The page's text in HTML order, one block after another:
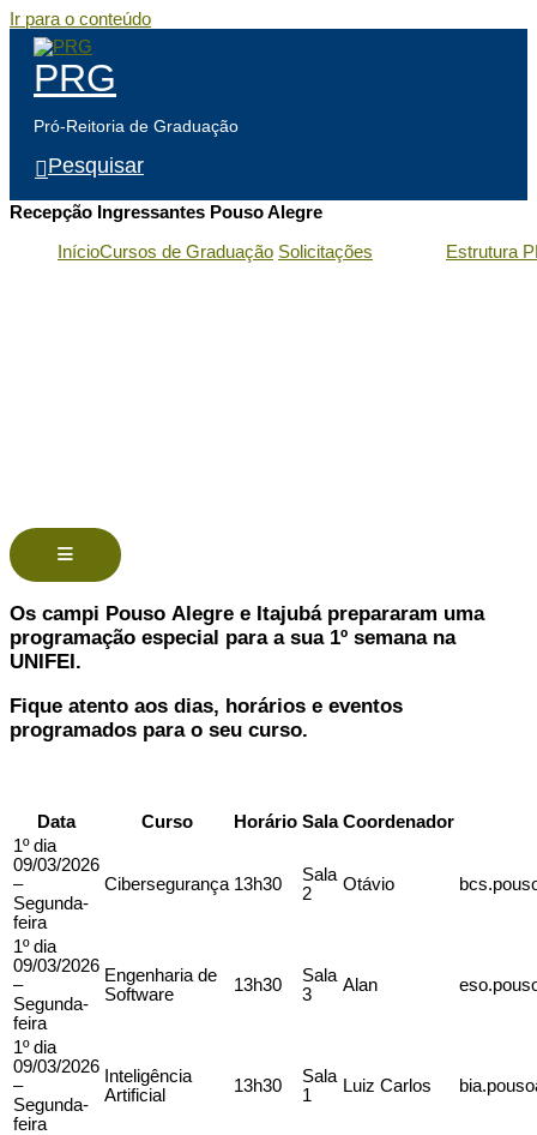
Ir para o conteúdo
PRG
Pró-Reitoria de Graduação
Pesquisar
Recepção Ingressantes Pouso Alegre
InícioCursos de Graduação Solicitações Estrutura
Menu de alternância de hambúrguer
Os campi Pouso Alegre e Itajubá prepararam uma
programação especial para a sua 1º semana na
UNIFEI.
Fique atento aos dias, horários e eventos
programados para o seu curso.
Data Curso Horário Sala Coordenador
1º dia
09/03/2026
–
Segunda-
feira
Cibersegurança 13h30
Sala
2
Otávio
1º dia
09/03/2026
–
Segunda-
feira
Engenharia de
Software
13h30
Sala
3
Alan
1º dia
09/03/2026
–
Segunda-
feira
Inteligência
Artificial
13h30
Sala
1
Luiz Carlos